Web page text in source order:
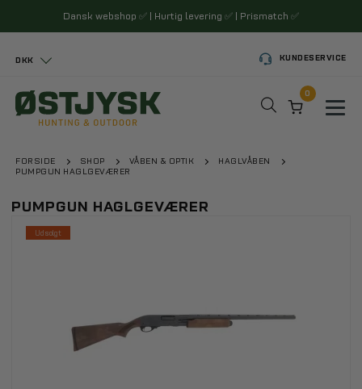
Dansk webshop ✅ | Hurtig levering ✅ | Prismatch ✅
DKK KUNDESERVICE
0
FORSIDE SHOP VÅBEN & OPTIK
HAGLVÅBEN
PUMPGUN HAGLGEVÆRER
PUMPGUN HAGLGEVÆRER
Udsolgt